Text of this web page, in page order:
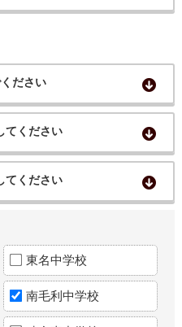
ださい
てください
てください
東名中学校
南毛利中学校